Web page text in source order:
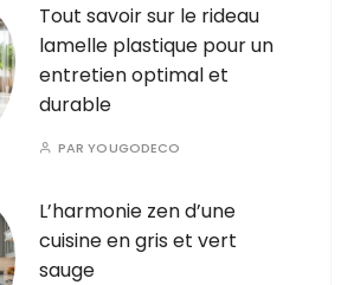
Tout savoir sur le rideau
lamelle plastique pour un
entretien optimal et
durable
PARYOUGODECO
L’harmonie zen d’une
cuisine en gris et vert
sauge